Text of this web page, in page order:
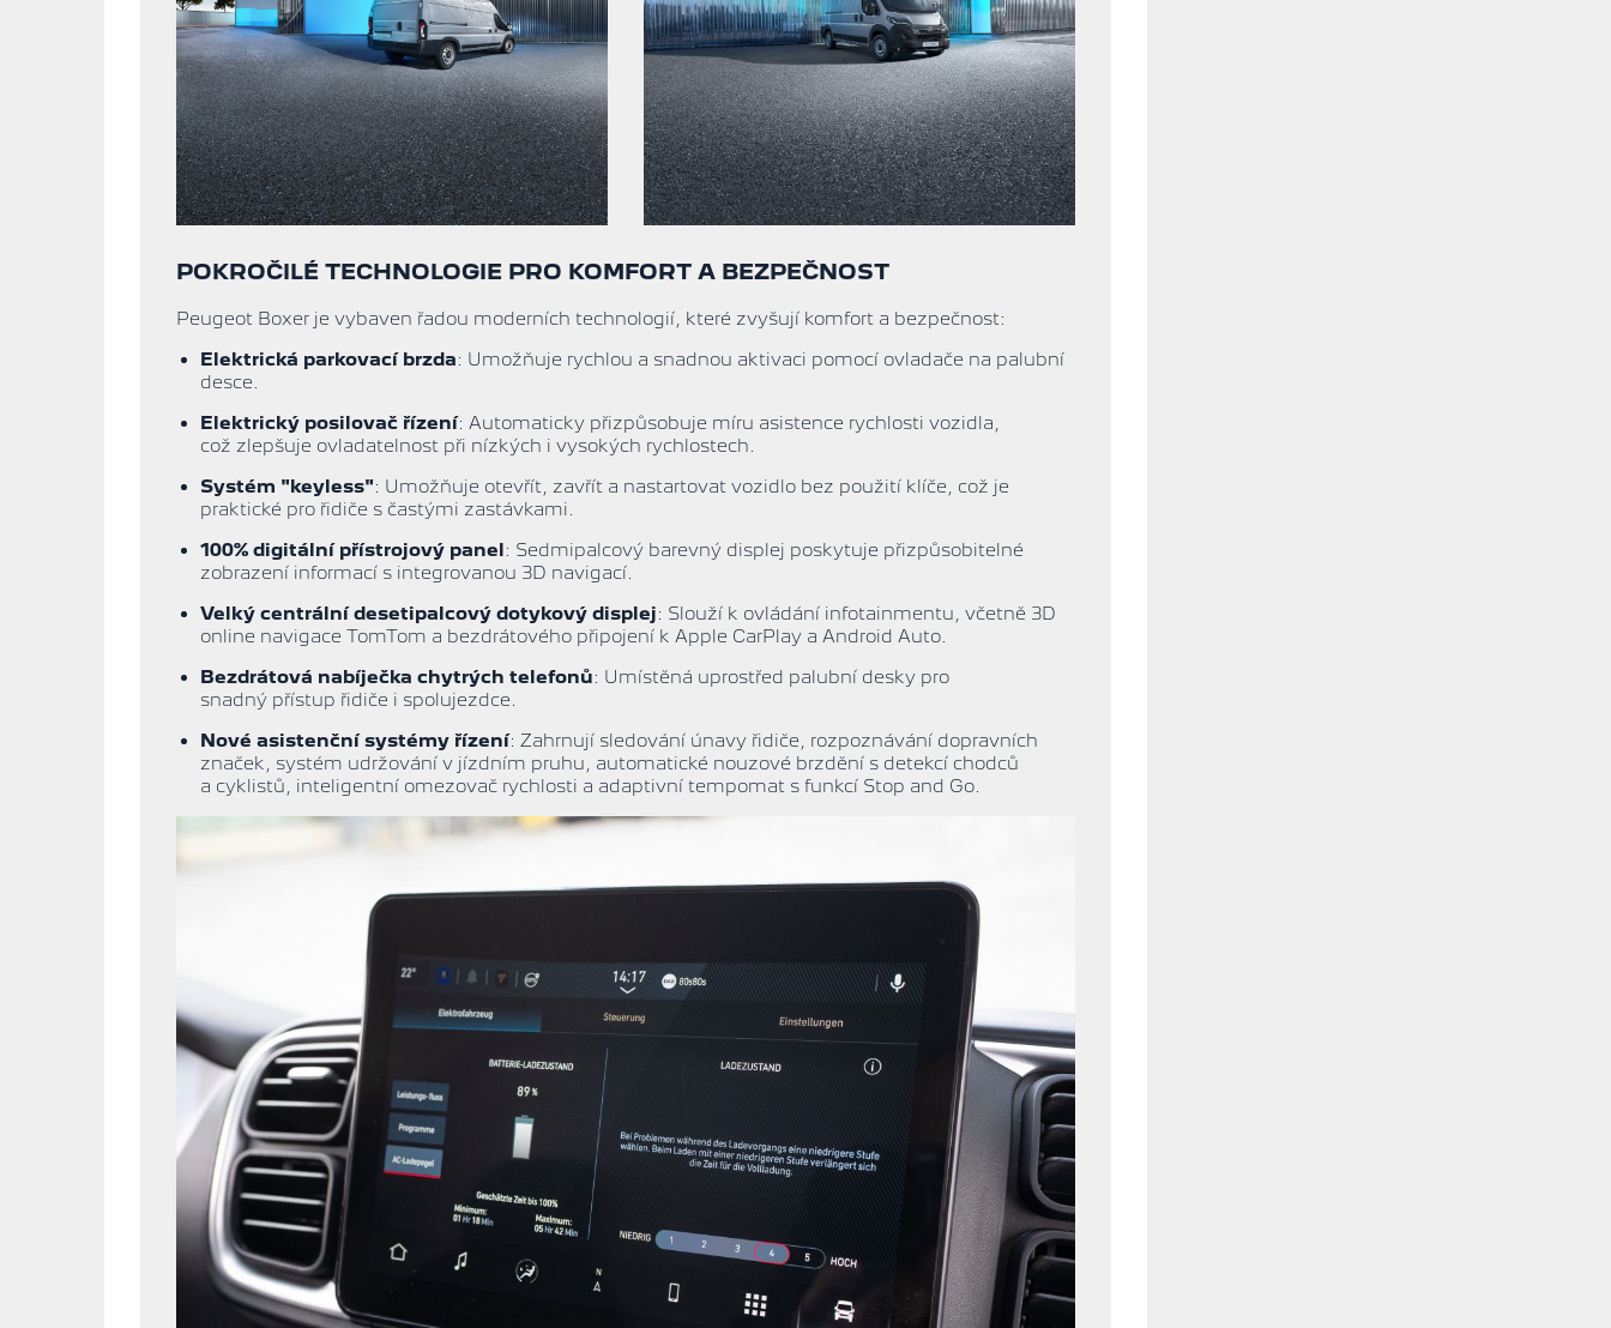
POKROČILÉ TECHNOLOGIE PRO KOMFORT A BEZPEČNOST
Peugeot Boxer je vybaven řadou moderních technologií, které zvyšují komfort a bezpečnost:
Elektrická parkovací brzda: Umožňuje rychlou a snadnou aktivaci pomocí ovladače na palubní
desce.
Elektrický posilovač řízení: Automaticky přizpůsobuje míru asistence rychlosti vozidla,
což zlepšuje ovladatelnost při nízkých i vysokých rychlostech.
Systém "keyless": Umožňuje otevřít, zavřít a nastartovat vozidlo bez použití klíče, což je
praktické pro řidiče s častými zastávkami.
100% digitální přístrojový panel: Sedmipalcový barevný displej poskytuje přizpůsobitelné
zobrazení informací s integrovanou 3D navigací.
Velký centrální desetipalcový dotykový displej: Slouží k ovládání infotainmentu, včetně 3D
online navigace TomTom a bezdrátového připojení k Apple CarPlay a Android Auto.
Bezdrátová nabíječka chytrých telefonů: Umístěná uprostřed palubní desky pro
snadný přístup řidiče i spolujezdce.
Nové asistenční systémy řízení: Zahrnují sledování únavy řidiče, rozpoznávání dopravních
značek, systém udržování v jízdním pruhu, automatické nouzové brzdění s detekcí chodců
a cyklistů, inteligentní omezovač rychlosti a adaptivní tempomat s funkcí Stop and Go.